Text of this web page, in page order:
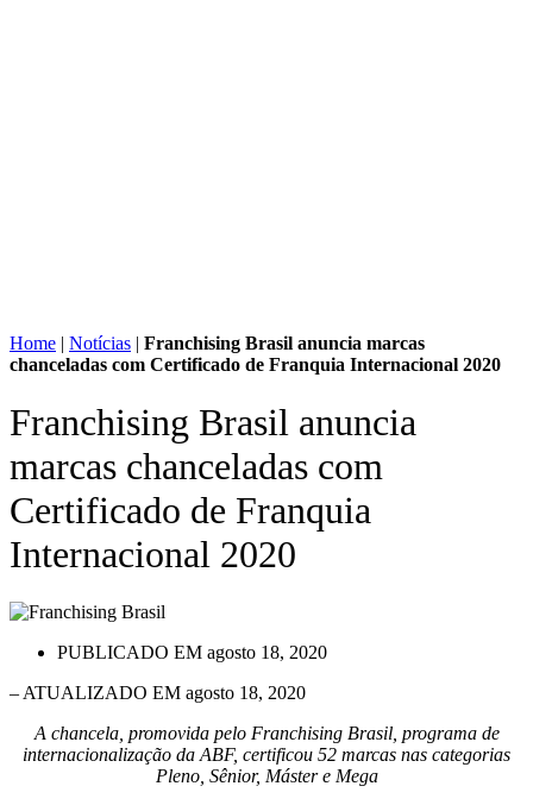
Home | Notícias | Franchising Brasil anuncia marcas
chanceladas com Certificado de Franquia Internacional 2020
Franchising Brasil anuncia
marcas chanceladas com
Certificado de Franquia
Internacional 2020
PUBLICADO EM agosto 18, 2020
– ATUALIZADO EM agosto 18, 2020
A chancela, promovida pelo Franchising Brasil, programa de
internacionalização da ABF, certificou 52 marcas nas categorias
Pleno, Sênior, Máster e Mega